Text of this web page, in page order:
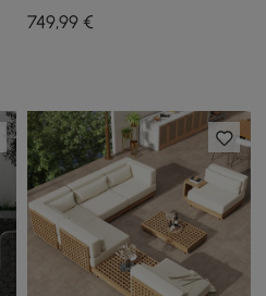
para Exterior em Branco
Quente
749,99€